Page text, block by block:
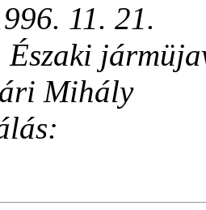
11. 21.
Északi
Mihály